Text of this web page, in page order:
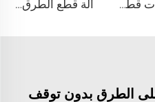
مصنع آلات قطع الطرق الخرسانية البسيطة طراز LS400 آلة قطع الطرق الخرسانية المستقيمة ذات الجودة العالية والكفاءة البسيطة للبيع بالجملة
على الطرق بدون توقف